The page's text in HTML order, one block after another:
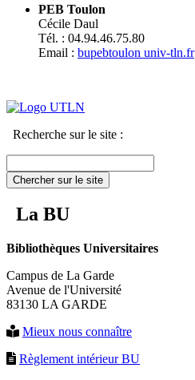
PEB Toulon
Cécile Daul
Tél. : 04.94.46.75.80
Email : bupebtoulon univ-tln.fr
Recherche sur le site :
Chercher sur le site
La BU
Bibliothèques Universitaires
Campus de La Garde
Avenue de l'Université
83130 LA GARDE
Mieux nous connaître
Règlement intérieur BU